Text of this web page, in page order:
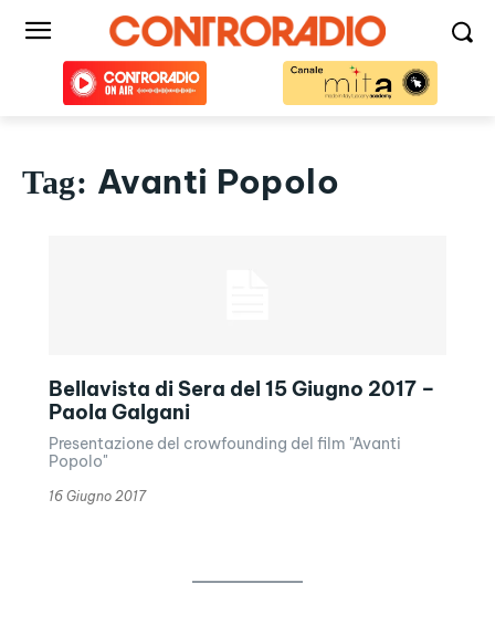
Tag: Avanti Popolo
Bellavista di Sera del 15 Giugno 2017 –
Paola Galgani
Presentazione del crowfounding del film "Avanti
Popolo"
16 Giugno 2017